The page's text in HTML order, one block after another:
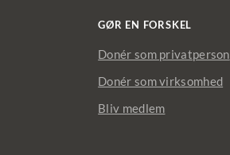
GØR EN FORSKEL
Donér som privatperson
Donér som virksomhed
Bliv medlem